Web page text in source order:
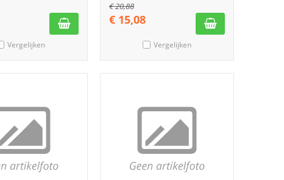
Vergelijken
€20,88
€ 15,08
Vergelijken